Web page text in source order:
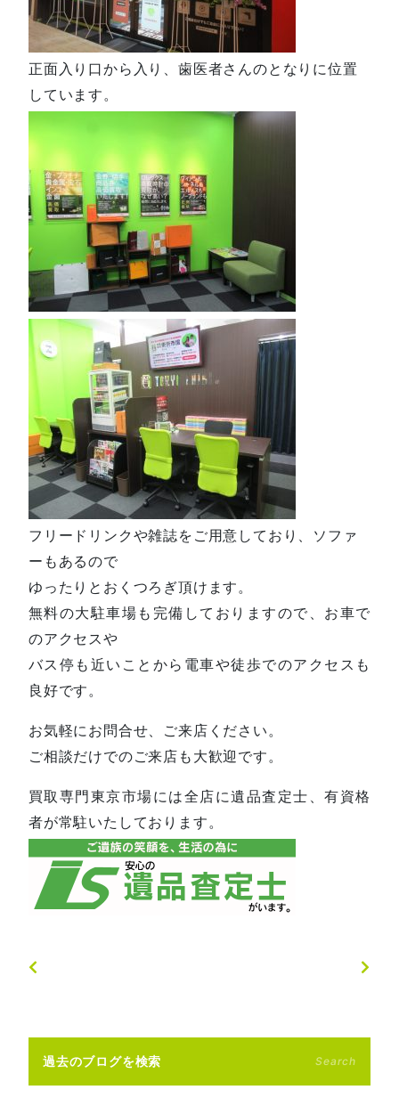
正面入り口から入り、歯医者さんのとなりに位置
しています。
フリードリンクや雑誌をご用意しており、ソファ
ーもあるので
ゆったりとおくつろぎ頂けます。
無料の大駐車場も完備しておりますので、お車で
のアクセスや
バス停も近いことから電車や徒歩でのアクセスも
良好です。
お気軽にお問合せ、ご来店ください。
ご相談だけでのご来店も大歓迎です。
買取専門東京市場には全店に遺品査定士、有資格
者が常駐いたしております。
過去のブログを検索 Search